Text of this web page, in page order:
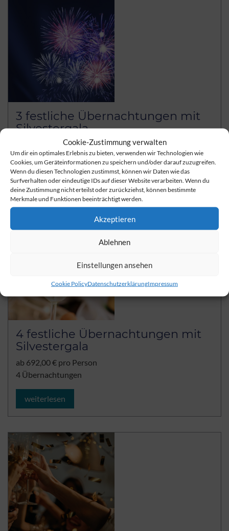
Cookie-Zustimmung verwalten
Um dir ein optimales Erlebnis zu bieten, verwenden wir Technologien wie
Cookies, um Geräteinformationen zu speichern und/oder darauf zuzugreifen.
Wenn du diesen Technologien zustimmst, können wir Daten wie das
Surfverhalten oder eindeutige IDs auf dieser Website verarbeiten. Wenn du
deine Zustimmung nicht erteilst oder zurückziehst, können bestimmte
Merkmale und Funktionen beeinträchtigt werden.
Akzeptieren
Ablehnen
Einstellungen ansehen
Cookie PolicyDatenschutzerklärungImpressum
3 festliche Übernachtungen mit
Silvestergala
ab 583,50 € pro Person
3 Übernachtungen
weiterlesen
4 festliche Übernachtungen mit
Silvestergala
ab 692,00 € pro Person
4 Übernachtungen
weiterlesen